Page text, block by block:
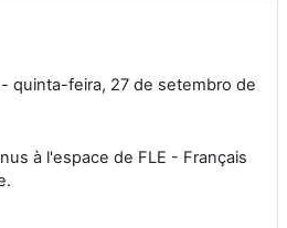
- quinta-feira, 27 de setembro de
à l'espace de FLE - Français